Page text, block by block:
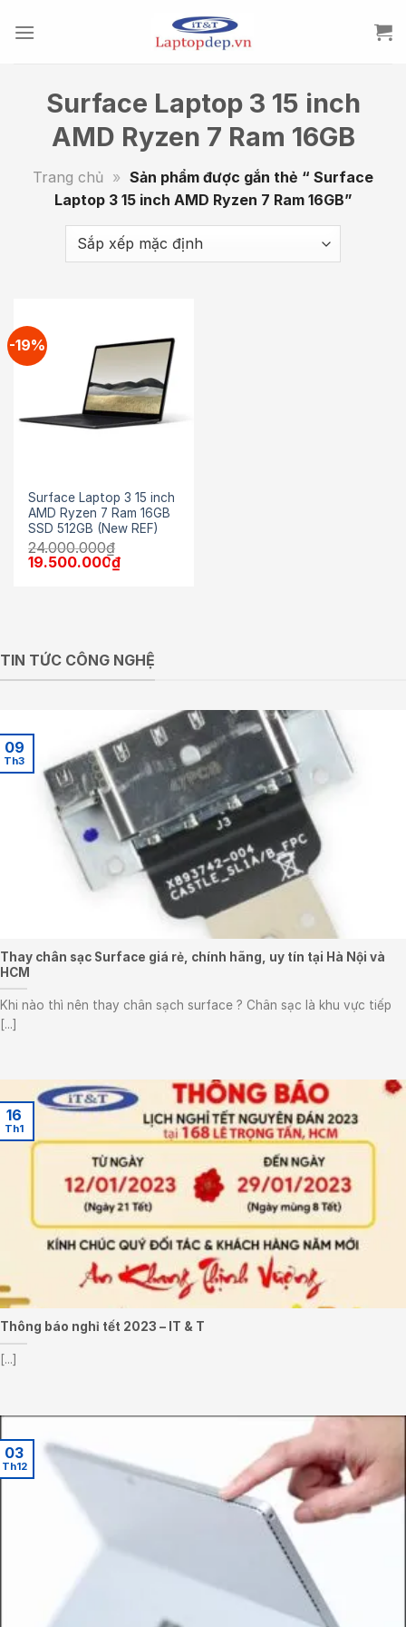
Surface Laptop 3 15 inch
AMD Ryzen 7 Ram 16GB
Trang chủ » Sản phẩm được gắn thẻ “ Surface
Laptop 3 15 inch AMD Ryzen 7 Ram 16GB”
-19%
Surface Laptop 3 15 inch
AMD Ryzen 7 Ram 16GB
SSD 512GB (New REF)
24.000.000₫
Giá
19.500.000₫Giá
TIN TỨC CÔNG NGHỆ
Thay chân sạc Surface giá rẻ, chính hãng, uy tín tại Hà Nội và
HCM
Khi nào thì nên thay chân sạch surface ? Chân sạc là khu vực tiếp
[...]
09
Th3
Thông báo nghỉ tết 2023 – IT & T
[...]
16
Th1
03
Th12